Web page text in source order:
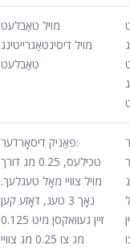
מויל טאַבלעט
מויל דיסינטאַגרייטינג
טאַבלעט
פּאַניק דיסאָרדער:
טכילעס, 0.25 מג דורך
מויל צוויי מאָל טעגלעך.
נאָך 3 טעג, דאָזע קען
זיין געוואקסן מיט 0.125
מג צו 0.25 מג צוויי
מג